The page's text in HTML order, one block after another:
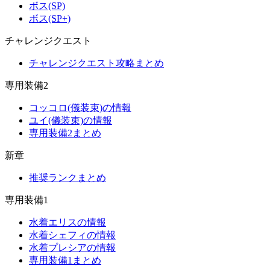
ボス(SP)
ボス(SP+)
チャレンジクエスト
チャレンジクエスト攻略まとめ
専用装備2
コッコロ(儀装束)の情報
ユイ(儀装束)の情報
専用装備2まとめ
新章
推奨ランクまとめ
専用装備1
水着エリスの情報
水着シェフィの情報
水着プレシアの情報
専用装備1まとめ